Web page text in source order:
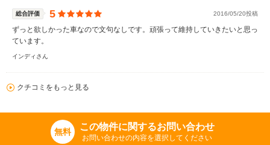
総合評価 5 2016/05/20投稿
ずっと欲しかった車なので文句なしです。頑張って維持していきたいと思っ
ています。
インディさん
クチコミをもっと見る
無料 この物件に関するお問い合わせ
お問い合わせの内容を選択してください